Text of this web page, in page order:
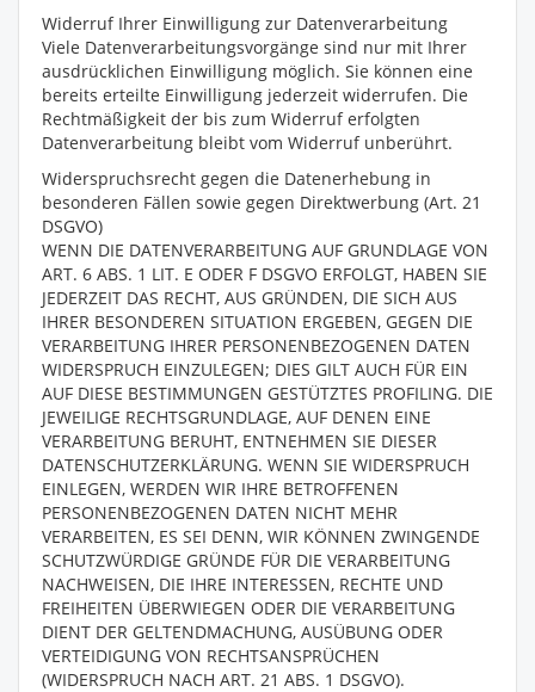
Widerruf Ihrer Einwilligung zur Datenverarbeitung
Viele Datenverarbeitungsvorgänge sind nur mit Ihrer
ausdrücklichen Einwilligung möglich. Sie können eine
bereits erteilte Einwilligung jederzeit widerrufen. Die
Rechtmäßigkeit der bis zum Widerruf erfolgten
Datenverarbeitung bleibt vom Widerruf unberührt.
Widerspruchsrecht gegen die Datenerhebung in
besonderen Fällen sowie gegen Direktwerbung (Art. 21
DSGVO)
WENN DIE DATENVERARBEITUNG AUF GRUNDLAGE VON
ART. 6 ABS. 1 LIT. E ODER F DSGVO ERFOLGT, HABEN SIE
JEDERZEIT DAS RECHT, AUS GRÜNDEN, DIE SICH AUS
IHRER BESONDEREN SITUATION ERGEBEN, GEGEN DIE
VERARBEITUNG IHRER PERSONENBEZOGENEN DATEN
WIDERSPRUCH EINZULEGEN; DIES GILT AUCH FÜR EIN
AUF DIESE BESTIMMUNGEN GESTÜTZTES PROFILING. DIE
JEWEILIGE RECHTSGRUNDLAGE, AUF DENEN EINE
VERARBEITUNG BERUHT, ENTNEHMEN SIE DIESER
DATENSCHUTZERKLÄRUNG. WENN SIE WIDERSPRUCH
EINLEGEN, WERDEN WIR IHRE BETROFFENEN
PERSONENBEZOGENEN DATEN NICHT MEHR
VERARBEITEN, ES SEI DENN, WIR KÖNNEN ZWINGENDE
SCHUTZWÜRDIGE GRÜNDE FÜR DIE VERARBEITUNG
NACHWEISEN, DIE IHRE INTERESSEN, RECHTE UND
FREIHEITEN ÜBERWIEGEN ODER DIE VERARBEITUNG
DIENT DER GELTENDMACHUNG, AUSÜBUNG ODER
VERTEIDIGUNG VON RECHTSANSPRÜCHEN
(WIDERSPRUCH NACH ART. 21 ABS. 1 DSGVO).